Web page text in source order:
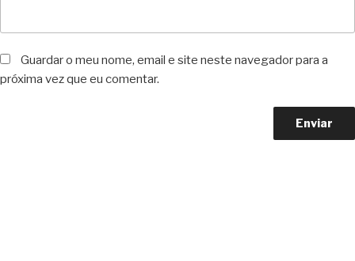
Guardar o meu nome, email e site neste navegador para a
próxima vez que eu comentar.